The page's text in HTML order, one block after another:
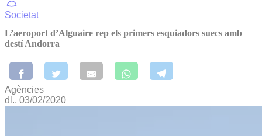
Societat
L’aeroport d’Alguaire rep els primers esquiadors suecs amb
destí Andorra
Agències
dl., 03/02/2020